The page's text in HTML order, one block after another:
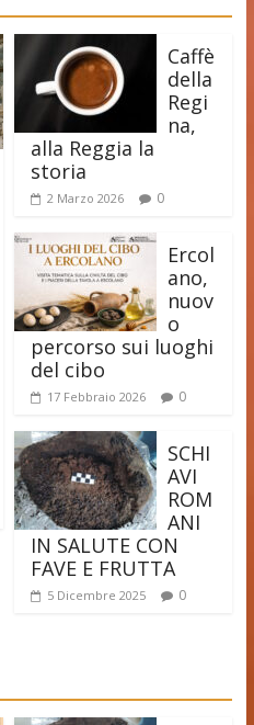
Caffè
della
Regi
na,
alla Reggia la
storia
2 Marzo 2026 0
Ercol
ano,
nuov
o
percorso sui luoghi
del cibo
17 Febbraio 2026 0
SCHI
AVI
ROM
ANI
IN SALUTE CON
FAVE E FRUTTA
5 Dicembre 2025 0